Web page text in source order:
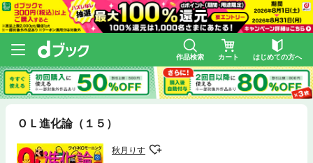
作品検索 カート はじめての方へ
ＯＬ進化論（１５）
秋月りす